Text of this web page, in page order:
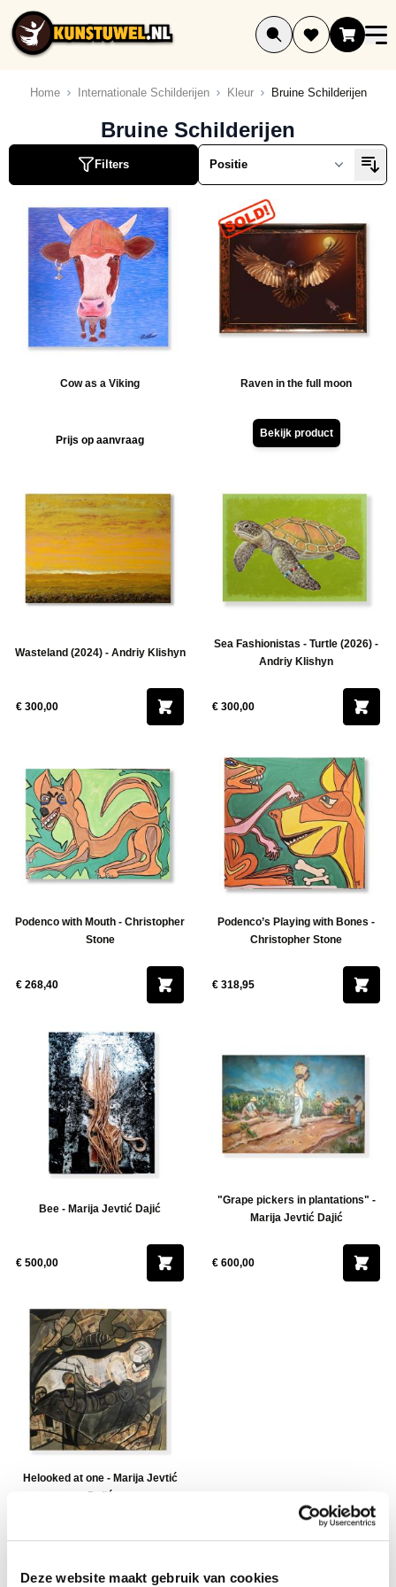
Deze website maakt gebruik van cookies
Ga naar de inhoud
Home Internationale Schilderijen Kleur Bruine Schilderijen
Bruine Schilderijen
Filters
Cow as a Viking
Prijs op aanvraag
Raven in the full moon
Bekijk product
Wasteland (2024) - Andriy Klishyn
€ 300,00
Sea Fashionistas - Turtle (2026) -
Andriy Klishyn
€ 300,00
Podenco with Mouth - Christopher
Stone
€ 268,40
Podenco’s Playing with Bones -
Christopher Stone
€ 318,95
Bee - Marija Jevtić Dajić
€ 500,00
"Grape pickers in plantations" -
Marija Jevtić Dajić
€ 600,00
Helooked at one - Marija Jevtić
Dajić
€ 695,00